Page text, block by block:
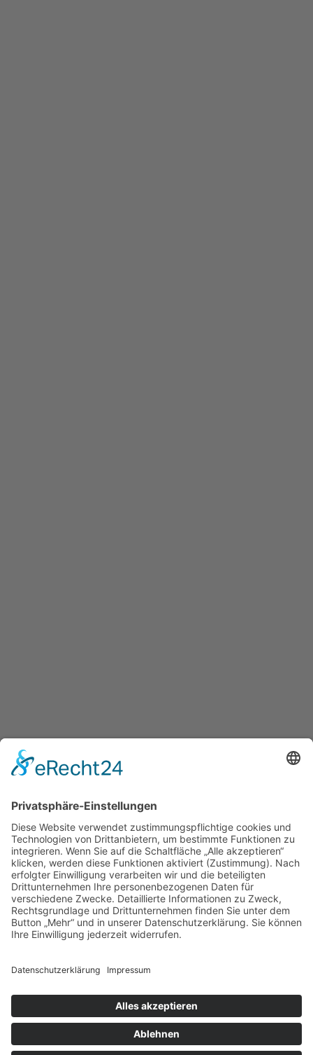
Du möchtest eines meiner Bilder weiterverwenden oder in voller
Auflösung haben, egal ob privat oder gewerblich?
(z.B. auf Social Media, gedruckt auf einer Leinwand, auf einer
Website...)
Bitte kontaktiere mich hier ganz unkompliziert, teil mir mit um
welche Bilder es geht (Nummer in Klammern mit dazu schreiben)
und lass uns darüber reden in welchem Umfang ich dir die
Bildrechte übertragen kann.
Nachricht schreiben
Zurück zur Übersicht
© 2026 X-ANDRAPHOTO
Datenschutzerklärung